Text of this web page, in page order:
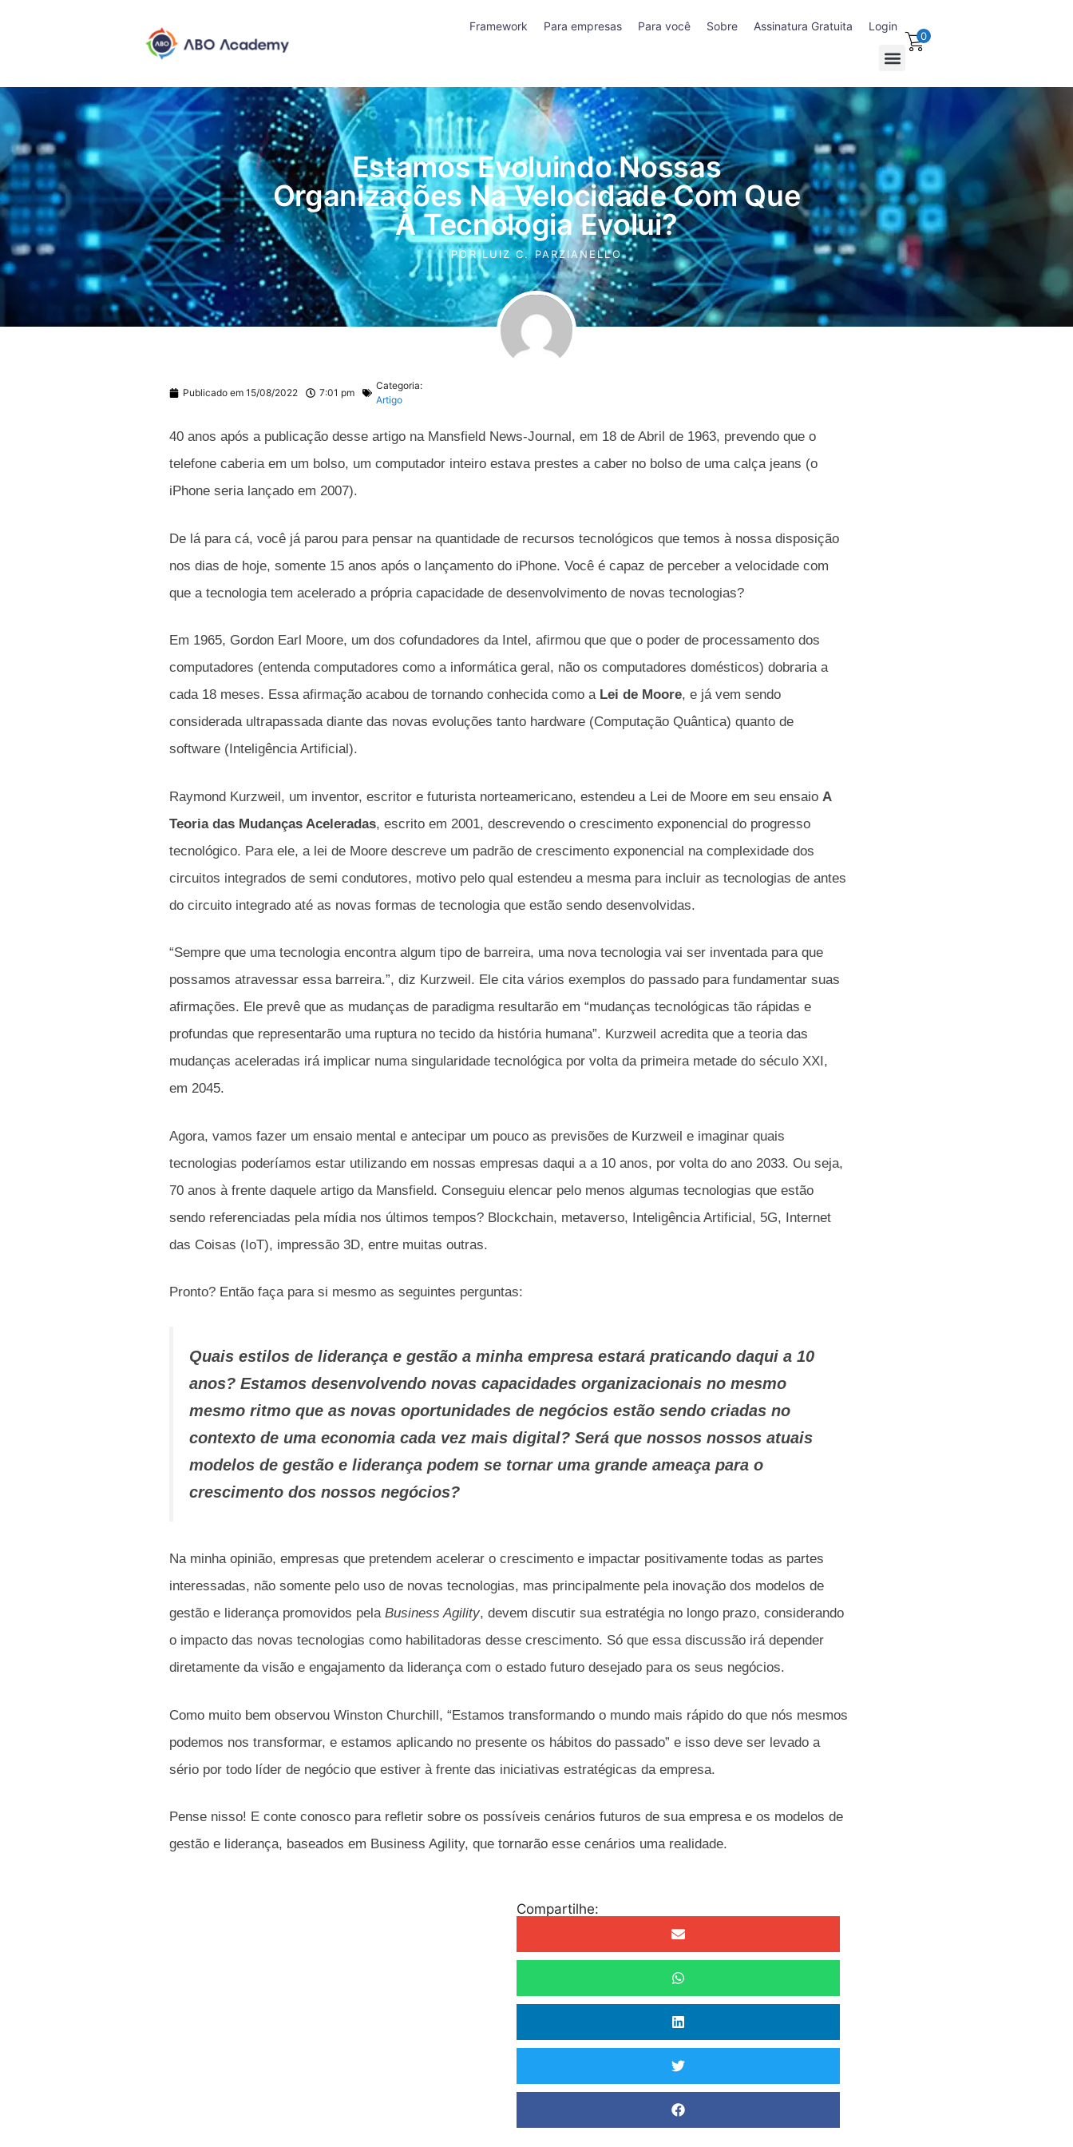
Framework Para empresas Para você Sobre Assinatura Gratuita Login
0
Estamos Evoluindo Nossas
Organizações Na Velocidade Com Que
A Tecnologia Evolui?
PORLUIZ C. PARZIANELLO
Publicado em 15/08/2022 7:01 pm
Categoria:
Artigo
40 anos após a publicação desse artigo na Mansfield News-Journal, em 18 de Abril de 1963, prevendo que o
telefone caberia em um bolso, um computador inteiro estava prestes a caber no bolso de uma calça jeans (o
iPhone seria lançado em 2007).
De lá para cá, você já parou para pensar na quantidade de recursos tecnológicos que temos à nossa disposição
nos dias de hoje, somente 15 anos após o lançamento do iPhone. Você é capaz de perceber a velocidade com
que a tecnologia tem acelerado a própria capacidade de desenvolvimento de novas tecnologias?
Em 1965, Gordon Earl Moore, um dos cofundadores da Intel, afirmou que que o poder de processamento dos
computadores (entenda computadores como a informática geral, não os computadores domésticos) dobraria a
cada 18 meses. Essa afirmação acabou de tornando conhecida como a Lei de Moore, e já vem sendo
considerada ultrapassada diante das novas evoluções tanto hardware (Computação Quântica) quanto de
software (Inteligência Artificial).
Raymond Kurzweil, um inventor, escritor e futurista norteamericano, estendeu a Lei de Moore em seu ensaio A
Teoria das Mudanças Aceleradas, escrito em 2001, descrevendo o crescimento exponencial do progresso
tecnológico. Para ele, a lei de Moore descreve um padrão de crescimento exponencial na complexidade dos
circuitos integrados de semi condutores, motivo pelo qual estendeu a mesma para incluir as tecnologias de antes
do circuito integrado até as novas formas de tecnologia que estão sendo desenvolvidas.
“Sempre que uma tecnologia encontra algum tipo de barreira, uma nova tecnologia vai ser inventada para que
possamos atravessar essa barreira.”, diz Kurzweil. Ele cita vários exemplos do passado para fundamentar suas
afirmações. Ele prevê que as mudanças de paradigma resultarão em “mudanças tecnológicas tão rápidas e
profundas que representarão uma ruptura no tecido da história humana”. Kurzweil acredita que a teoria das
mudanças aceleradas irá implicar numa singularidade tecnológica por volta da primeira metade do século XXI,
em 2045.
Agora, vamos fazer um ensaio mental e antecipar um pouco as previsões de Kurzweil e imaginar quais
tecnologias poderíamos estar utilizando em nossas empresas daqui a a 10 anos, por volta do ano 2033. Ou seja,
70 anos à frente daquele artigo da Mansfield. Conseguiu elencar pelo menos algumas tecnologias que estão
sendo referenciadas pela mídia nos últimos tempos? Blockchain, metaverso, Inteligência Artificial, 5G, Internet
das Coisas (IoT), impressão 3D, entre muitas outras.
Pronto? Então faça para si mesmo as seguintes perguntas:
Quais estilos de liderança e gestão a minha empresa estará praticando daqui a 10
anos? Estamos desenvolvendo novas capacidades organizacionais no mesmo
mesmo ritmo que as novas oportunidades de negócios estão sendo criadas no
contexto de uma economia cada vez mais digital? Será que nossos nossos atuais
modelos de gestão e liderança podem se tornar uma grande ameaça para o
crescimento dos nossos negócios?
Na minha opinião, empresas que pretendem acelerar o crescimento e impactar positivamente todas as partes
interessadas, não somente pelo uso de novas tecnologias, mas principalmente pela inovação dos modelos de
gestão e liderança promovidos pela Business Agility, devem discutir sua estratégia no longo prazo, considerando
o impacto das novas tecnologias como habilitadoras desse crescimento. Só que essa discussão irá depender
diretamente da visão e engajamento da liderança com o estado futuro desejado para os seus negócios.
Como muito bem observou Winston Churchill, “Estamos transformando o mundo mais rápido do que nós mesmos
podemos nos transformar, e estamos aplicando no presente os hábitos do passado” e isso deve ser levado a
sério por todo líder de negócio que estiver à frente das iniciativas estratégicas da empresa.
Pense nisso! E conte conosco para refletir sobre os possíveis cenários futuros de sua empresa e os modelos de
gestão e liderança, baseados em Business Agility, que tornarão esse cenários uma realidade.
Compartilhe: